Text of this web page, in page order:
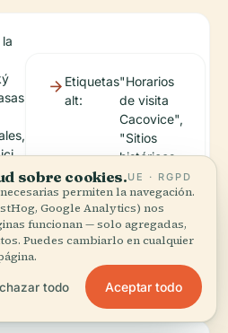
Etiquetas
alt:
"Horarios
de visita
Cacovice",
"Sitios
históricos
de Brno",
"Festival
folclórico
moravo en
Cacovice".
sobre cookies.UE · RGPD
permiten la navegación.
Google Analytics) nos
funcionan — solo agregadas,
Puedes cambiarlo en cualquier
todo Aceptar todo